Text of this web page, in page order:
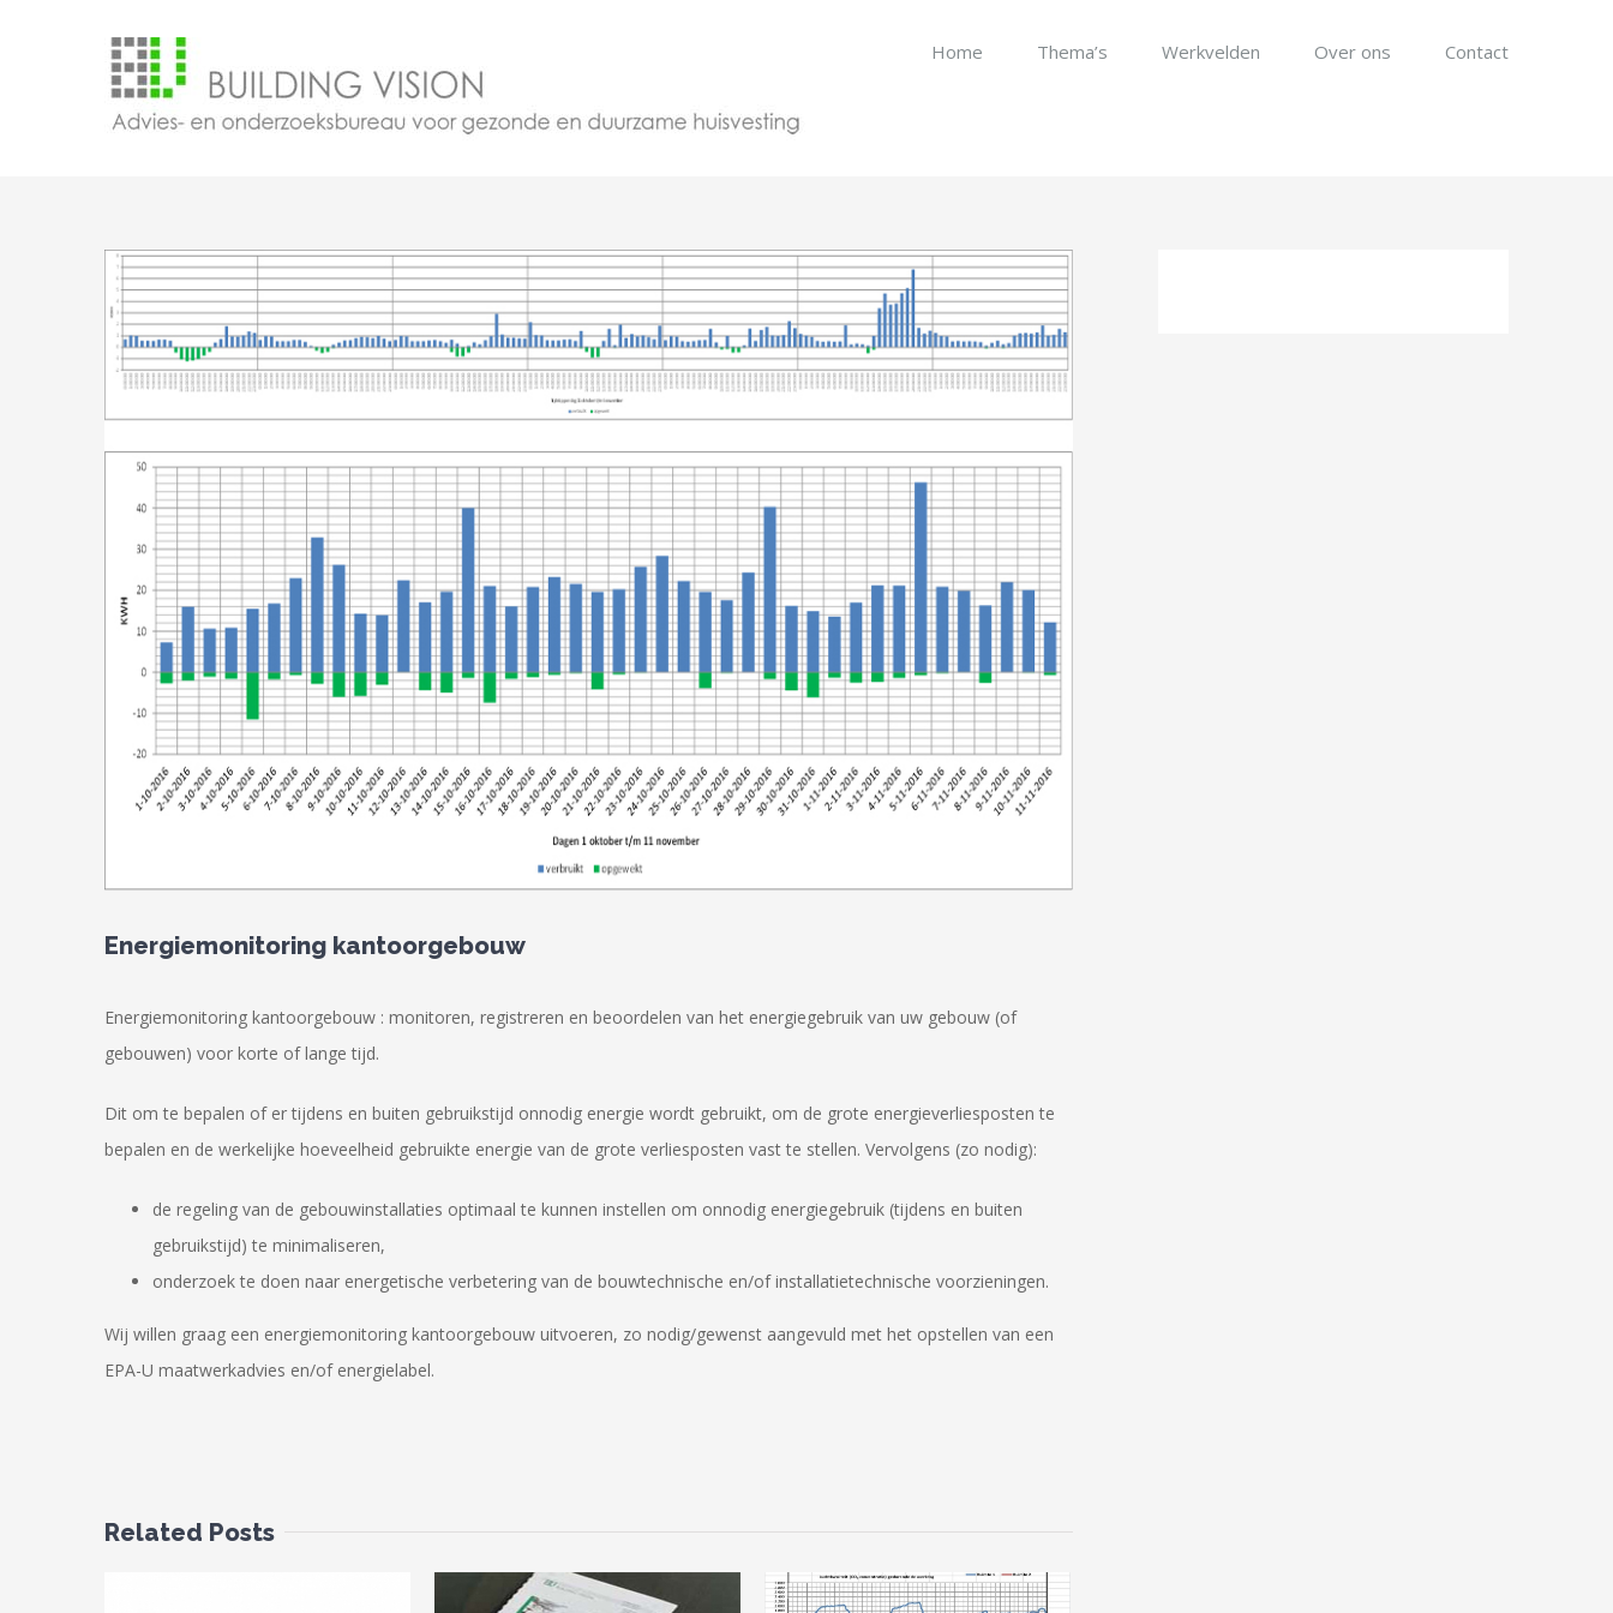
Home Thema’s Werkvelden Over ons Contact
Energiemonitoring kantoorgebouw
Energiemonitoring kantoorgebouw : monitoren, registreren en beoordelen van het energiegebruik van uw gebouw (of
gebouwen) voor korte of lange tijd.
Dit om te bepalen of er tijdens en buiten gebruikstijd onnodig energie wordt gebruikt, om de grote energieverliesposten te
bepalen en de werkelijke hoeveelheid gebruikte energie van de grote verliesposten vast te stellen. Vervolgens (zo nodig):
de regeling van de gebouwinstallaties optimaal te kunnen instellen om onnodig energiegebruik (tijdens en buiten
gebruikstijd) te minimaliseren,
onderzoek te doen naar energetische verbetering van de bouwtechnische en/of installatietechnische voorzieningen.
Wij willen graag een energiemonitoring kantoorgebouw uitvoeren, zo nodig/gewenst aangevuld met het opstellen van een
EPA-U maatwerkadvies en/of energielabel.
Related Posts